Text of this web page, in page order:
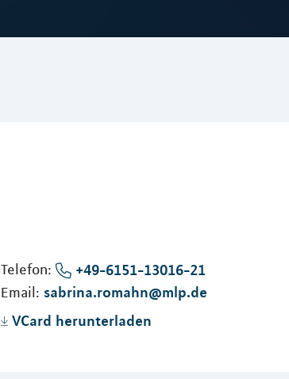
Telefon:
+49-6151-13016-21
Email: sabrina.romahn@mlp.de
VCard herunterladen